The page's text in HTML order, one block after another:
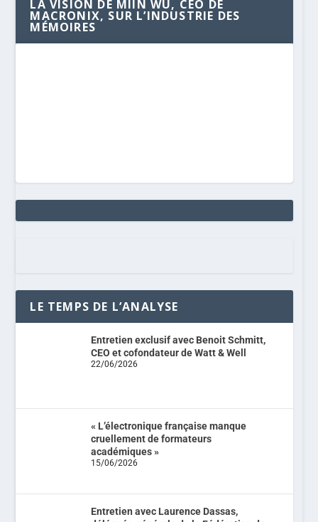
LA VISION DE MIIN WU, CEO DE
MACRONIX, SUR L’INDUSTRIE DES
MÉMOIRES
LE TEMPS DE L’ANALYSE
Entretien exclusif avec Benoit Schmitt,
CEO et cofondateur de Watt & Well
22/06/2026
« L’électronique française manque
cruellement de formateurs
académiques »
15/06/2026
Entretien avec Laurence Dassas,